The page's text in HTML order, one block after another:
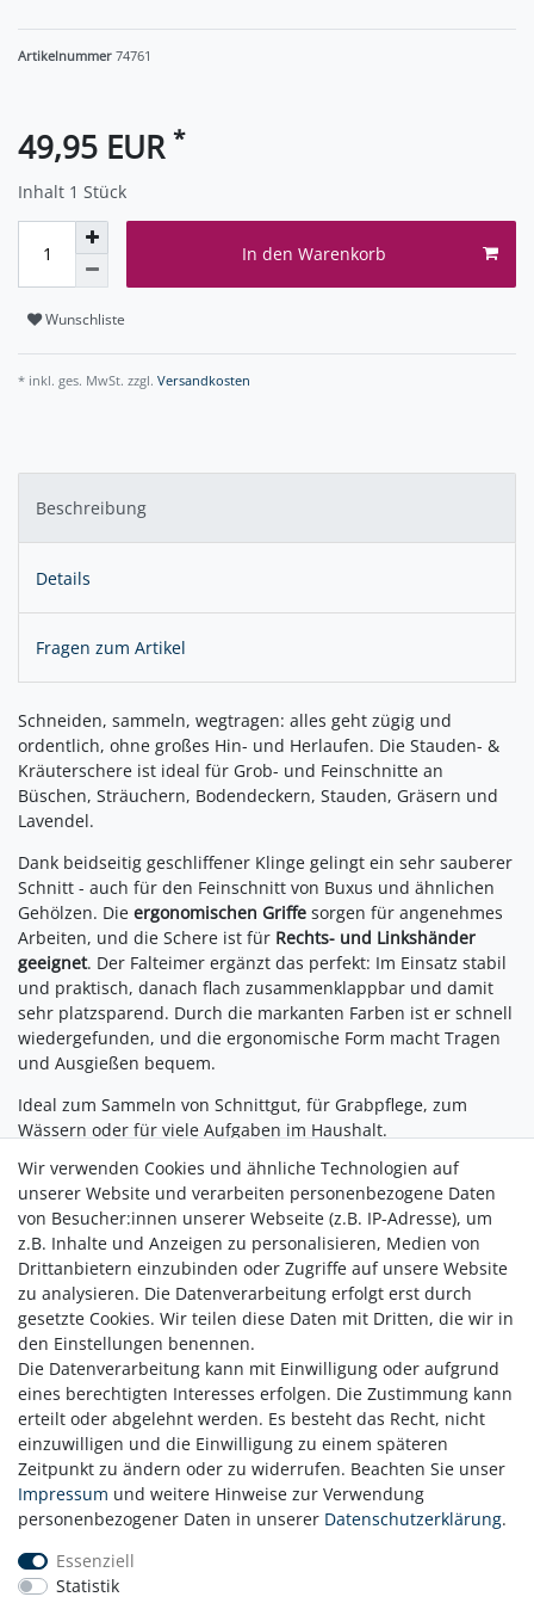
Artikelnummer 74761
49,95 EUR *
Inhalt 1 Stück
In den Warenkorb
Wunschliste
* inkl. ges. MwSt. zzgl. Versandkosten
Beschreibung
Details
Fragen zum Artikel
Schneiden, sammeln, wegtragen: alles geht zügig und
ordentlich, ohne großes Hin- und Herlaufen. Die Stauden- &
Kräuterschere ist ideal für Grob- und Feinschnitte an
Büschen, Sträuchern, Bodendeckern, Stauden, Gräsern und
Lavendel.
Dank beidseitig geschliffener Klinge gelingt ein sehr sauberer
Schnitt - auch für den Feinschnitt von Buxus und ähnlichen
Gehölzen. Die ergonomischen Griffe sorgen für angenehmes
Arbeiten, und die Schere ist für Rechts- und Linkshänder
geeignet. Der Falteimer ergänzt das perfekt: Im Einsatz stabil
und praktisch, danach flach zusammenklappbar und damit
sehr platzsparend. Durch die markanten Farben ist er schnell
wiedergefunden, und die ergonomische Form macht Tragen
und Ausgießen bequem.
Ideal zum Sammeln von Schnittgut, für Grabpflege, zum
Wässern oder für viele Aufgaben im Haushalt.
Set-Inhalt:
Stauden- & Kräuterschere: sauberer Schnitt, vielseitig für
Garten und Kräuter, ergonomisch, auch für Linkshänder
Eimer: schnell einsatzbereit, platzsparend faltbar, gut
sichtbar, ergonomisch geformt
Zahlung
Versand
AGB
Hinweis zur Batterieentsorgung
Wir verwenden Cookies und ähnliche Technologien auf
unserer Website und verarbeiten personenbezogene Daten
von Besucher:innen unserer Webseite (z.B. IP-Adresse), um
z.B. Inhalte und Anzeigen zu personalisieren, Medien von
Drittanbietern einzubinden oder Zugriffe auf unsere Website
zu analysieren. Die Datenverarbeitung erfolgt erst durch
gesetzte Cookies. Wir teilen diese Daten mit Dritten, die wir in
den Einstellungen benennen.
Die Datenverarbeitung kann mit Einwilligung oder aufgrund
eines berechtigten Interesses erfolgen. Die Zustimmung kann
erteilt oder abgelehnt werden. Es besteht das Recht, nicht
einzuwilligen und die Einwilligung zu einem späteren
Zeitpunkt zu ändern oder zu widerrufen. Beachten Sie unser
Impressum und weitere Hinweise zur Verwendung
personenbezogener Daten in unserer Daten­schutz­erklärung.
Essenziell
Statistik